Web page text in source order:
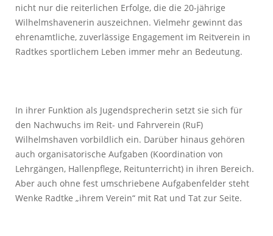
nicht nur die reiterlichen Erfolge, die die 20-jährige
Wilhelmshavenerin auszeichnen. Vielmehr gewinnt das
ehrenamtliche, zuverlässige Engagement im Reitverein in
Radtkes sportlichem Leben immer mehr an Bedeutung.
In ihrer Funktion als Jugendsprecherin setzt sie sich für
den Nachwuchs im Reit- und Fahrverein (RuF)
Wilhelmshaven vorbildlich ein. Darüber hinaus gehören
auch organisatorische Aufgaben (Koordination von
Lehrgängen, Hallenpflege, Reitunterricht) in ihren Bereich.
Aber auch ohne fest umschriebene Aufgabenfelder steht
Wenke Radtke „ihrem Verein“ mit Rat und Tat zur Seite.